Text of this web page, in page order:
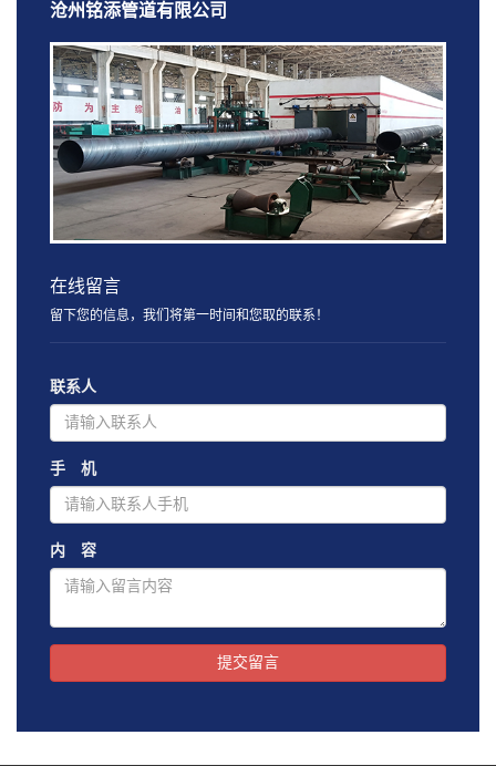
沧州铭添管道有限公司
在线留言
留下您的信息，我们将第一时间和您取的联系！
联系人
手 机
内 容
提交留言